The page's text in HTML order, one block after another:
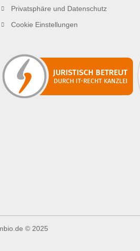
Privatsphäre und Datenschutz
Cookie Einstellungen
© 2025